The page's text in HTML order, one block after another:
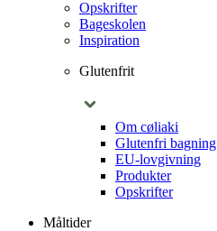
Opskrifter
Bageskolen
Inspiration
Glutenfrit
Om cøliaki
Glutenfri bagning
EU-lovgivning
Produkter
Opskrifter
Måltider